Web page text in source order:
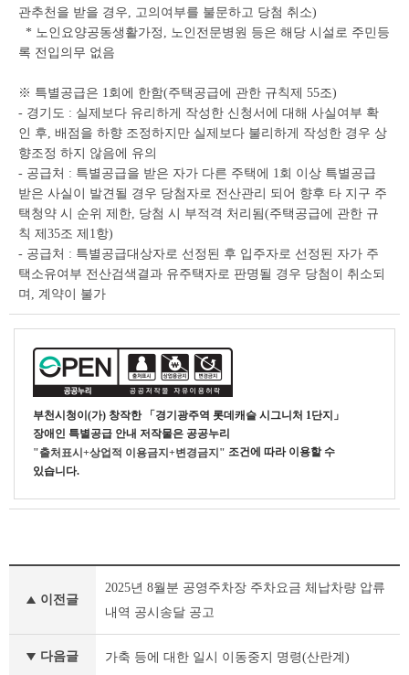
관추천을 받을 경우, 고의여부를 불문하고 당첨 취소)
* 노인요양공동생활가정, 노인전문병원 등은 해당 시설로 주민등
록 전입의무 없음
※ 특별공급은 1회에 한함(주택공급에 관한 규칙제 55조)
- 경기도 : 실제보다 유리하게 작성한 신청서에 대해 사실여부 확
인 후, 배점을 하향 조정하지만 실제보다 불리하게 작성한 경우 상
향조정 하지 않음에 유의
- 공급처 : 특별공급을 받은 자가 다른 주택에 1회 이상 특별공급
받은 사실이 발견될 경우 당첨자로 전산관리 되어 향후 타 지구 주
택청약 시 순위 제한, 당첨 시 부적격 처리됨(주택공급에 관한 규
칙 제35조 제1항)
- 공급처 : 특별공급대상자로 선정된 후 입주자로 선정된 자가 주
택소유여부 전산검색결과 유주택자로 판명될 경우 당첨이 취소되
며, 계약이 불가
부천시청이(가) 창작한
「경기광주역 롯데캐슬 시그니처 1단지」
장애인 특별공급 안내 저작물은 공공누리
"출처표시+상업적 이용금지+변경금지" 조건에 따라 이용할 수
있습니다.
이전글
2025년 8월분 공영주차장 주차요금 체납차량 압류
내역 공시송달 공고
다음글 가축 등에 대한 일시 이동중지 명령(산란계)